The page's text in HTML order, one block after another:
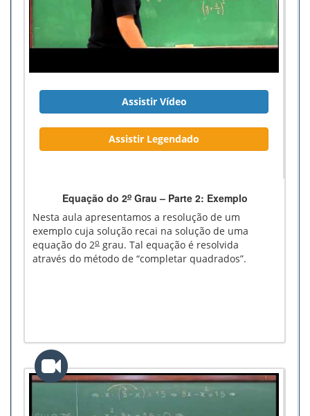
Assistir Vídeo
Assistir Legendado
Equação do 2oGrau – Parte 2: Exemplo
Nesta aula apresentamos a resolução de um
exemplo cuja solução recai na solução de uma
equação do 2o grau. Tal equação é resolvida
através do método de “completar quadrados”.